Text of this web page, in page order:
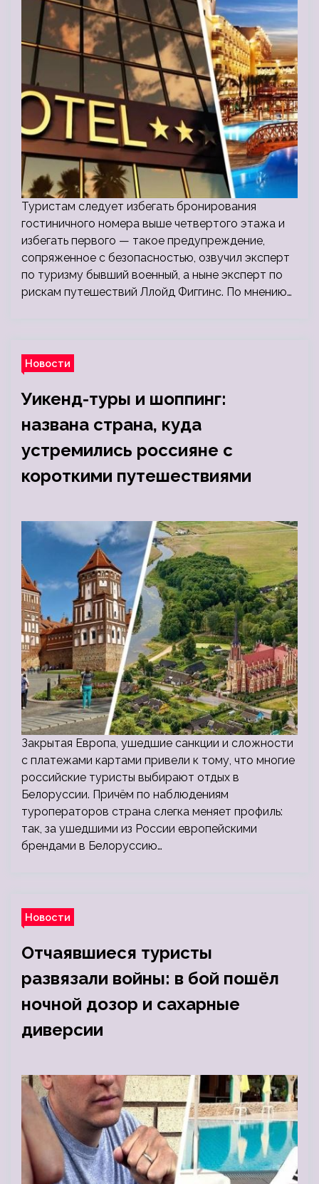
Туристам следует избегать бронирования
гостиничного номера выше четвертого этажа и
избегать первого — такое предупреждение,
сопряженное с безопасностью, озвучил эксперт
по туризму бывший военный, а ныне эксперт по
рискам путешествий Ллойд Фиггинс. По мнению…
Новости
Уикенд-туры и шоппинг:
названа страна, куда
устремились россияне с
короткими путешествиями
Закрытая Европа, ушедшие санкции и сложности
с платежами картами привели к тому, что многие
российские туристы выбирают отдых в
Белоруссии. Причём по наблюдениям
туроператоров страна слегка меняет профиль:
так, за ушедшими из России европейскими
брендами в Белоруссию…
Новости
Отчаявшиеся туристы
развязали войны: в бой пошёл
ночной дозор и сахарные
диверсии